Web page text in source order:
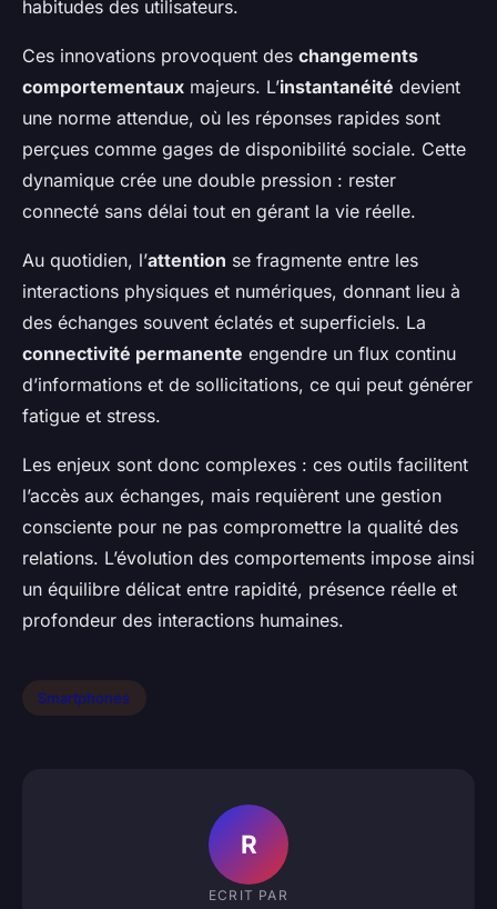
habitudes des utilisateurs.
Ces innovations provoquent des changements
comportementaux majeurs. L’instantanéité devient
une norme attendue, où les réponses rapides sont
perçues comme gages de disponibilité sociale. Cette
dynamique crée une double pression : rester
connecté sans délai tout en gérant la vie réelle.
Au quotidien, l’attention se fragmente entre les
interactions physiques et numériques, donnant lieu à
des échanges souvent éclatés et superficiels. La
connectivité permanente engendre un flux continu
d’informations et de sollicitations, ce qui peut générer
fatigue et stress.
Les enjeux sont donc complexes : ces outils facilitent
l’accès aux échanges, mais requièrent une gestion
consciente pour ne pas compromettre la qualité des
relations. L’évolution des comportements impose ainsi
un équilibre délicat entre rapidité, présence réelle et
profondeur des interactions humaines.
Smartphones
R
ECRIT PAR